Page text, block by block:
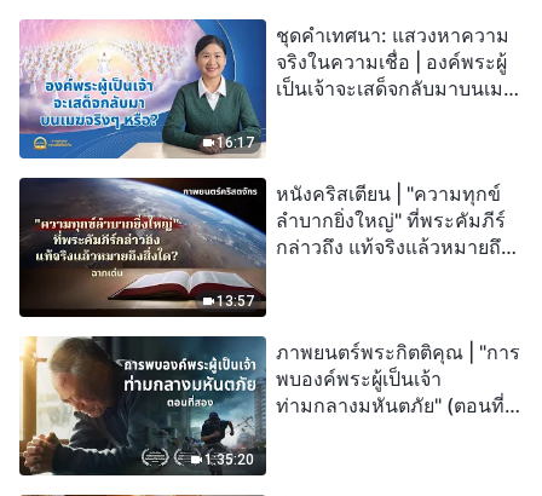
16:17
ชุดคำเทศนา: แสวงหาความ
จริงในความเชื่อ | องค์พระผู้
เป็นเจ้าจะเสด็จกลับมาบนเมฆ
13:57
หนังคริสเตียน | "ความทุกข์
ลำบากยิ่งใหญ่" ที่พระคัมภีร์
กล่าวถึง แท้จริงแล้วหมายถึง
1:35:20
ภาพยนตร์พระกิตติคุณ | "การ
พบองค์พระผู้เป็นเจ้า
ท่ามกลางมหันตภัย" (ตอนที่